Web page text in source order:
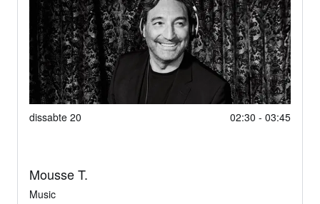
dissabte 20 02:30 - 03:45
Mousse T.
Music